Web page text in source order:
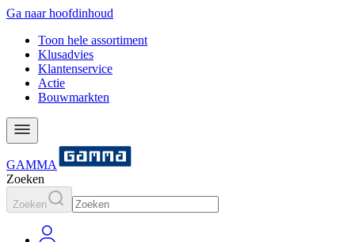
Ga naar hoofdinhoud
Toon hele assortiment
Klusadvies
Klantenservice
Actie
Bouwmarkten
GAMMA
Zoeken
Zoeken